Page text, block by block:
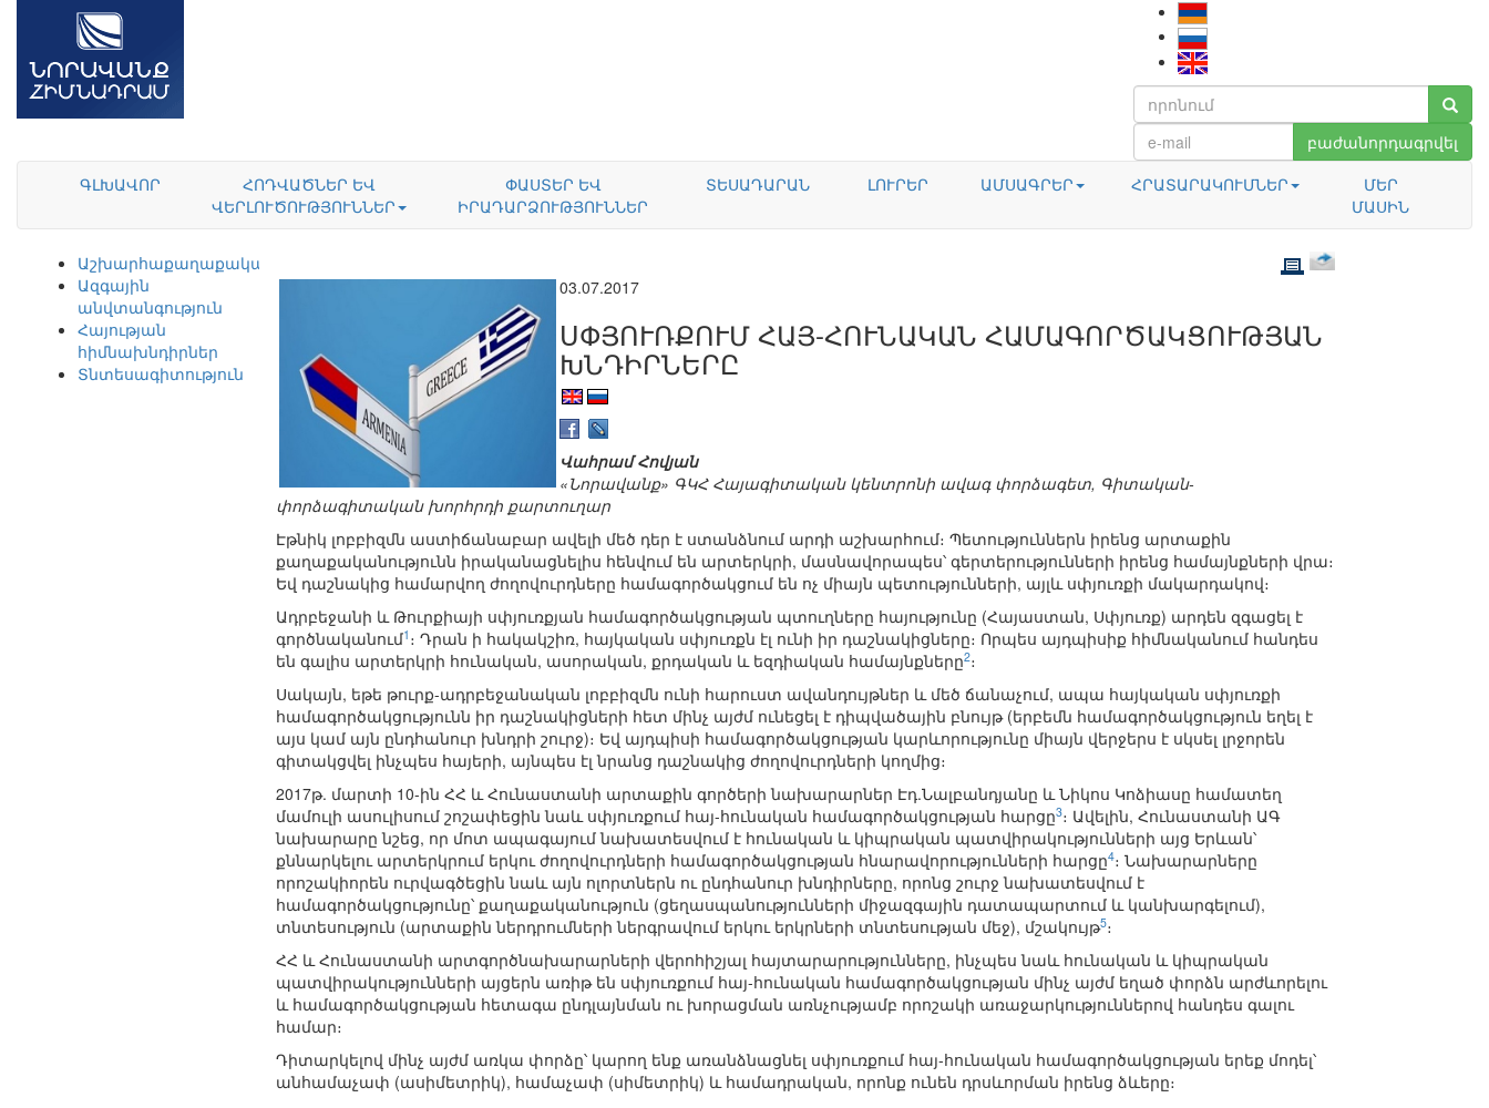
բաժանորդագրվել
ԳԼԽԱՎՈՐ
ՀՈԴՎԱԾՆԵՐ ԵՎ
ՎԵՐԼՈՒԾՈՒԹՅՈՒՆՆԵՐ
ՓԱՍՏԵՐ ԵՎ
ԻՐԱԴԱՐՁՈՒԹՅՈՒՆՆԵՐ
ՏԵՍԱԴԱՐԱՆ ԼՈՒՐԵՐ ԱՄՍԱԳՐԵՐ ՀՐԱՏԱՐԱԿՈՒՄՆԵՐ
ՄԵՐ
ՄԱՍԻՆ
Աշխարհաքաղաքականություն
Ազգային
անվտանգություն
Հայության
հիմնախնդիրներ
Տնտեսագիտություն
03.07.2017
ՍՓՅՈՒՌՔՈՒՄ ՀԱՅ-ՀՈՒՆԱԿԱՆ ՀԱՄԱԳՈՐԾԱԿՑՈՒԹՅԱՆ
ԽՆԴԻՐՆԵՐԸ
Վահրամ Հովյան
«Նորավանք» ԳԿՀ Հայագիտական կենտրոնի ավագ փորձագետ, Գիտական-
փորձագիտական խորհրդի քարտուղար
Էթնիկ լոբբիզմն աստիճանաբար ավելի մեծ դեր է ստանձնում արդի աշխարհում։ Պետություններն իրենց արտաքին
քաղաքականությունն իրականացնելիս հենվում են արտերկրի, մասնավորապես՝ գերտերությունների իրենց համայնքների վրա։
Եվ դաշնակից համարվող ժողովուրդները համագործակցում են ոչ միայն պետությունների, այլև սփյուռքի մակարդակով։
Ադրբեջանի և Թուրքիայի սփյուռքյան համագործակցության պտուղները հայությունը (Հայաստան, Սփյուռք) արդեն զգացել է
գործնականում1 ։ Դրան ի հակակշիռ, հայկական սփյուռքն էլ ունի իր դաշնակիցները։ Որպես այդպիսիք հիմնականում հանդես
են գալիս արտերկրի հունական, ասորական, քրդական և եզդիական համայնքները2։
Սակայն, եթե թուրք-ադրբեջանական լոբբիզմն ունի հարուստ ավանդույթներ և մեծ ճանաչում, ապա հայկական սփյուռքի
համագործակցությունն իր դաշնակիցների հետ մինչ այժմ ունեցել է դիպվածային բնույթ (երբեմն համագործակցություն եղել է
այս կամ այն ընդհանուր խնդրի շուրջ)։ Եվ այդպիսի համագործակցության կարևորությունը միայն վերջերս է սկսել լրջորեն
գիտակցվել ինչպես հայերի, այնպես էլ նրանց դաշնակից ժողովուրդների կողմից։
2017թ. մարտի 10-ին ՀՀ և Հունաստանի արտաքին գործերի նախարարներ Էդ.Նալբանդյանը և Նիկոս Կոձիասը համատեղ
մամուլի ասուլիսում շոշափեցին նաև սփյուռքում հայ-հունական համագործակցության հարցը3։ Ավելին, Հունաստանի ԱԳ
նախարարը նշեց, որ մոտ ապագայում նախատեսվում է հունական և կիպրական պատվիրակությունների այց Երևան՝
քննարկելու արտերկրում երկու ժողովուրդների համագործակցության հնարավորությունների հարցը4։ Նախարարները
որոշակիորեն ուրվագծեցին նաև այն ոլորտներն ու ընդհանուր խնդիրները, որոնց շուրջ նախատեսվում է
համագործակցությունը՝ քաղաքականություն (ցեղասպանությունների միջազգային դատապարտում և կանխարգելում),
տնտեսություն (արտաքին ներդրումների ներգրավում երկու երկրների տնտեսության մեջ), մշակույթ5։
ՀՀ և Հունաստանի արտգործնախարարների վերոհիշյալ հայտարարությունները, ինչպես նաև հունական և կիպրական
պատվիրակությունների այցերն առիթ են սփյուռքում հայ-հունական համագործակցության մինչ այժմ եղած փորձն արժևորելու
և համագործակցության հետագա ընդլայնման ու խորացման առնչությամբ որոշակի առաջարկություններով հանդես գալու
համար։
Դիտարկելով մինչ այժմ առկա փորձը՝ կարող ենք առանձնացնել սփյուռքում հայ-հունական համագործակցության երեք մոդել՝
անհամաչափ (ասիմետրիկ), համաչափ (սիմետրիկ) և համադրական, որոնք ունեն դրսևորման իրենց ձևերը։